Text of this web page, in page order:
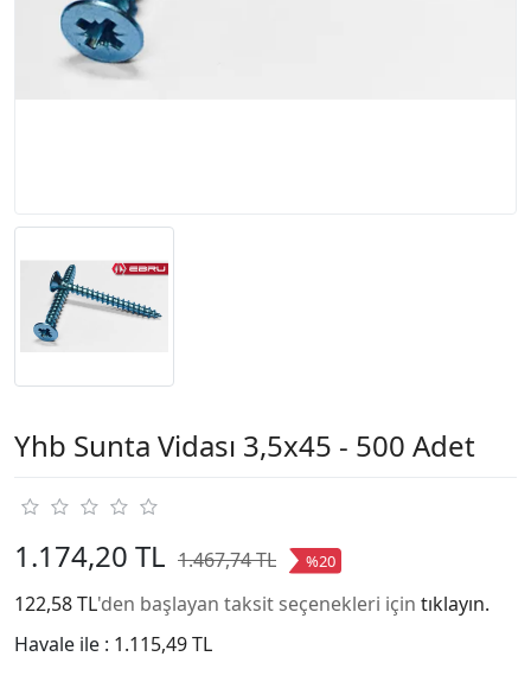
Yhb Sunta Vidası 3,5x45 - 500 Adet
1.174,20 TL 1.467,74 TL %20
122,58 TL'den başlayan taksit seçenekleri için tıklayın.
Havale ile : 1.115,49 TL